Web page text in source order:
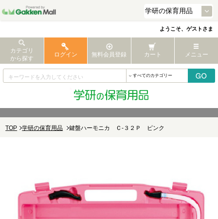
ようこそ、ゲストさま
カテゴリ
から探す
ログイン 無料会員登録 カート メニュー
TOP 学研の保育用品 鍵盤ハーモニカ Ｃ‐３２Ｐ ピンク